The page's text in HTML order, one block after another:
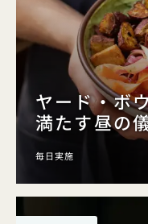
ヤード・ボ
満たす昼の
毎日実施